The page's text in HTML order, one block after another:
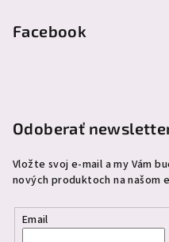
Facebook
Odoberať
Vložte svoj e-mail a my Vám
nových produktoch na našom
Email